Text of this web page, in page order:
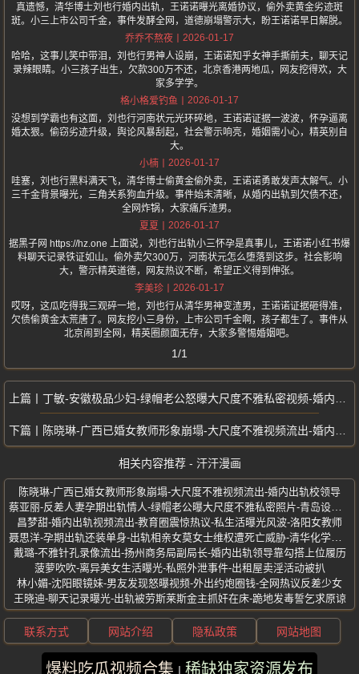
真遗憾，清华博士刘也行婚内出轨，王诺诺曝光离婚协议，偷外卖黄金劣迹斑
斑。小三上市公司千金，事件发酵全网，道德崩塌警示大，盼王诺诺早日解脱。
乔乔不熬夜
2026-01-17
哈哈，这事儿笑中带泪，刘也行男神人设崩，王诺诺知乎女神手撕前夫，聊天记
录辣眼睛。小三孩子出生，欠款300万不还，北京香港两地瓜，网友挖得欢，大
家多学学。
格小格爱钓鱼
2026-01-17
没想到学霸也有这面，刘也行河南状元光环碎地，王诺诺证据一波波，怀孕逼离
婚太狠。偷窃劣迹升级，舆论风暴刮起，社会警示响亮，婚姻需小心，精英别自
大。
小楠
2026-01-17
哇塞，刘也行黑料满天飞，清华博士偷黄金偷外卖，王诺诺勇敢发声太解气。小
三千金背景曝光，三角关系狗血升级。事件始末清晰，从婚内出轨到欠债不还，
全网炸锅，大家痛斥渣男。
夏夏
2026-01-17
据黑子网 https://hz.one 上面说，刘也行出轨小三怀孕是真事儿，王诺诺小红书爆
料聊天记录铁证如山。偷外卖欠300万，河南状元怎么堕落到这步。社会影响
大，警示精英道德，网友热议不断，希望正义得到伸张。
李美珍
2026-01-17
哎呀，这瓜吃得我三观碎一地，刘也行从清华男神变渣男，王诺诺证据砸得准，
欠债偷黄金太荒唐了。网友挖小三身份，上市公司千金啊，孩子都生了。事件从
北京闹到全网，精英圈颜面无存，大家多警惕婚姻吧。
1/1
丁敏-安徽极品少妇-绿帽老公怒曝大尺度不雅私密视频-婚内酒店偷情前男友
陈晓琳-广西已婚女教师形象崩塌-大尺度不雅视频流出-婚内出轨校领导
相关内容推荐 - 汗汗漫画
陈晓琳-广西已婚女教师形象崩塌-大尺度不雅视频流出-婚内出轨校领导
昌梦甜-婚内出轨视频流出-教育圈震惊热议-私生活曝光风波-洛阳女教师
戴璐-不雅针孔录像流出-扬州商务局副局长-婚内出轨领导靠勾搭上位履历
菠萝吹吹-离异美女生活曝光-私照外泄事件-出租屋卖淫活动被扒
林小媚-沈阳眼镜妹-男友发现怒曝视频-外出约炮圈钱-全网热议反差少女
王晓迪-聊天记录曝光-出轨被劳斯莱斯金主抓奸在床-跪地发毒誓乞求原谅
爆料吃瓜视频合集 稀缺独家资源发布
联系方式 网站介绍 隐私政策 网站地图